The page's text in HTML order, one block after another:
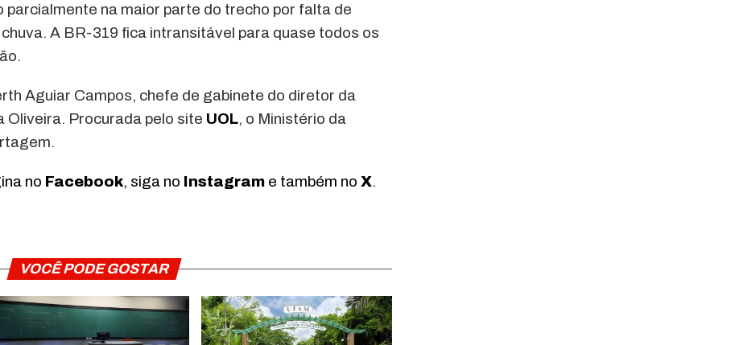
parcialmente na maior parte do trecho por falta de
A BR-319 fica intransitável para quase todos os
Aguiar Campos, chefe de gabinete do diretor da
Oliveira. Procurada pelo site UOL, o Ministério da
no Facebook, siga no Instagram e também no X.
VOCÊ PODE GOSTAR